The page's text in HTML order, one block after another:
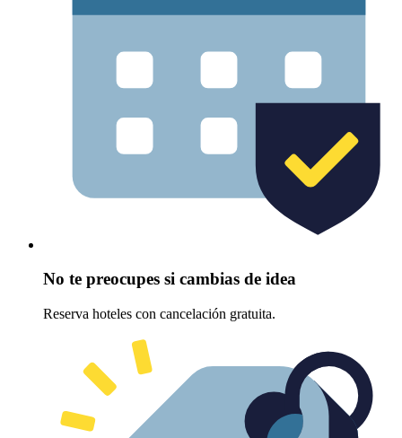
No te preocupes si cambias de idea
Reserva hoteles con cancelación gratuita.